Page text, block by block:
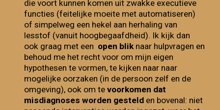
die voort kunnen komen uit zwakke executieve
functies (feitelijke moeite met automatiseren)
of simpelweg een hekel aan herhaling van
lesstof (vanuit hoogbegaafdheid). Ik kijk dan
ook graag met een open blik naar hulpvragen en
behoud me het recht voor om mijn eigen
hypothesen te vormen, te kijken naar naar
mogelijke oorzaken (in de persoon zelf en de
omgeving), ook om tevoorkomen dat
misdiagnoses worden gesteld en bovenal: niet